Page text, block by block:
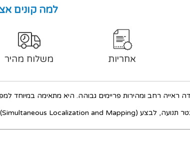
למה קונים
אחריות משלוח מהיר
רחב ומהירות פריימים גבוהה. היא מתאימה במיוחד